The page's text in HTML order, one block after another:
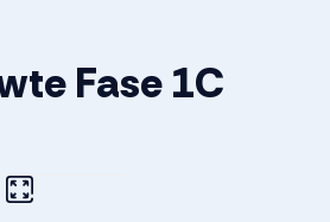
Fase 1C